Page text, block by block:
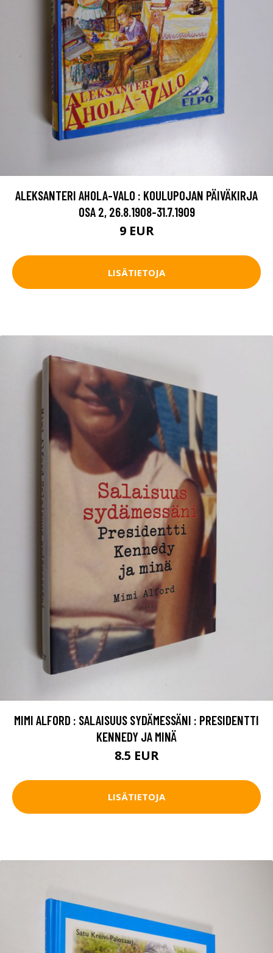
ALEKSANTERI AHOLA-VALO : KOULUPOJAN PÄIVÄKIRJA
OSA 2, 26.8.1908-31.7.1909
9 EUR
LISÄTIETOJA
MIMI ALFORD : SALAISUUS SYDÄMESSÄNI : PRESIDENTTI
KENNEDY JA MINÄ
8.5 EUR
LISÄTIETOJA